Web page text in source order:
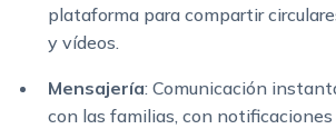
plataforma para compartir
y vídeos.
Mensajería: Comunicación
con las familias, con notificaciones